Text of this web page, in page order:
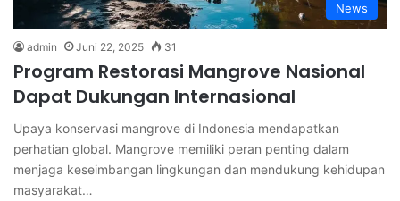
News
admin Juni 22, 2025 31
Program Restorasi Mangrove Nasional
Dapat Dukungan Internasional
Upaya konservasi mangrove di Indonesia mendapatkan
perhatian global. Mangrove memiliki peran penting dalam
menjaga keseimbangan lingkungan dan mendukung kehidupan
masyarakat…